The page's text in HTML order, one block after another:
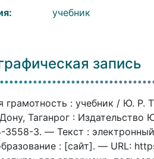
учебник
запись
грамотность : учебник / Ю.
Таганрог :
3558-3. — Текст :
: [сайт]. — URL: